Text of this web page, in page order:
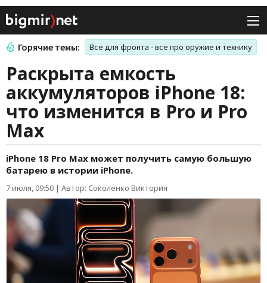
Горячие темы: Все для фронта - все про оружие и технику
Раскрыта емкость
аккумуляторов iPhone 18:
что изменится в Pro и Pro
Max
iPhone 18 Pro Max может получить самую большую
батарею в истории iPhone.
7 июля, 09:50 | Автор: Соколенко Виктория